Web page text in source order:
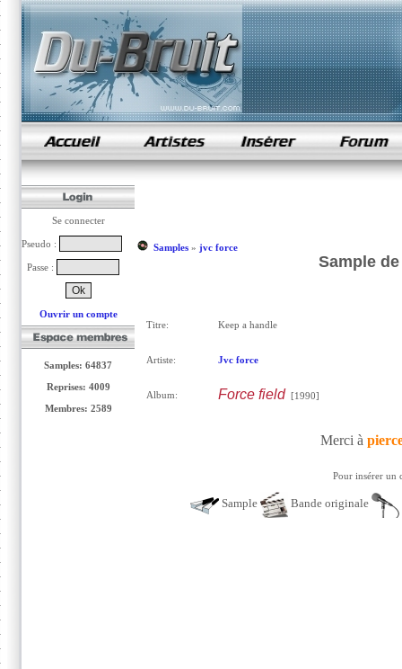
samples de rap
Se connecter
Pseudo :
Passe :
Ouvrir un compte
Samples: 64837
Reprises: 4009
Membres: 2589
Samples» jvc force
Sample
Titre: Keep a handle
Artiste: Jvc force
Album: Force field[1990]
Merci à
Pour insérer un
Sample Bande originale